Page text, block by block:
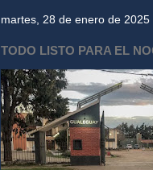
martes, 28 de enero de 2025
TODO LISTO PARA EL